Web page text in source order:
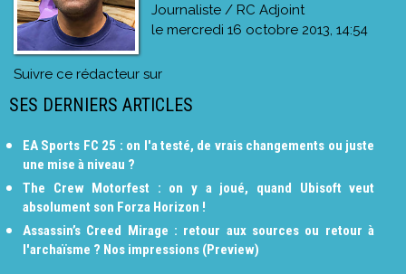
Journaliste / RC Adjoint
le mercredi 16 octobre 2013, 14:54
Suivre ce rédacteur sur
SES DERNIERS ARTICLES
EA Sports FC 25 : on l'a testé, de vrais changements ou juste
une mise à niveau ?
The Crew Motorfest : on y a joué, quand Ubisoft veut
absolument son Forza Horizon !
Assassin’s Creed Mirage : retour aux sources ou retour à
l'archaïsme ? Nos impressions (Preview)